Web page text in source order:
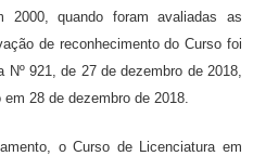
quando foram avaliadas as
de reconhecimento do Curso foi
921, de 27 de dezembro de 2018,
28 de dezembro de 2018.
o Curso de Licenciatura em